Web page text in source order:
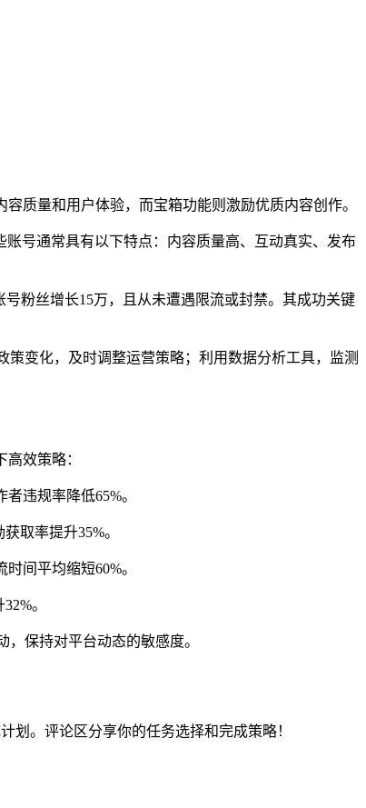
质量和用户体验，而宝箱功能则激励优质内容创作。
号通常具有以下特点：内容质量高、互动真实、发布
粉丝增长15万，且从未遭遇限流或封禁。其成功关键
变化，及时调整运营策略；利用数据分析工具，监测
效策略：
违规率降低65%。
取率提升35%。
间平均缩短60%。
。
保持对平台动态的敏感度。
划。评论区分享你的任务选择和完成策略！